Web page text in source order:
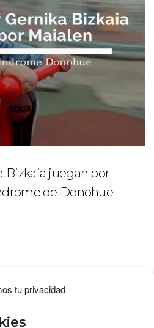
tu privacidad
Bizkaia juegan por
de Donohue